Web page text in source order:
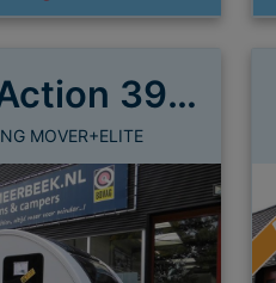
Adria Action 391 LH
MOVER+ELITE